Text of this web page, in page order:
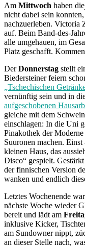
Am Mittwoch haben
nicht dabei sein
nachzuerleben. Victoria
auf. Beim Band-des-
alle umgehauen, im
Platz geschafft.
DerDonnerstag stellt
Biedersteiner feiern
„Tschechischen
vernünftig sein und in
aufgeschobenen
gleiche mit dem
einschlagen: In die Uni
Pinakothek der
Suuronen machen.
kleinen Haus, das
Disco“ gespielt.
der finnischen Version
wanken und endlich
Letztes Wochenende
nächste Woche wieder
bereit und lädt am
inklusive Kicker,
am Sundowner nippt,
an dieser Stelle nach,